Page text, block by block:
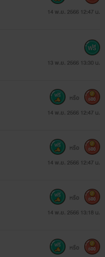
14 พ.ย. 2566 12:47 น.
13 พ.ย. 2566 13:30 น.
14 พ.ย. 2566 12:47 น.
หรือ 500
14 พ.ย. 2566 12:47 น.
หรือ 500
14 พ.ย. 2566 13:18 น.
หรือ 500
หรือ 500